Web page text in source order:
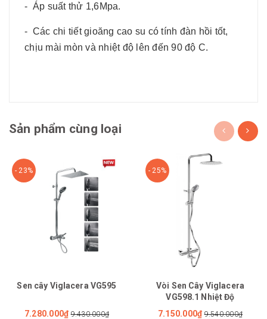
- Áp suất thử 1,6Mpa.
- Các chi tiết gioăng cao su có tính đàn hồi tốt,
chịu mài mòn và nhiệt độ lên đến 90 độ C.
Sản phẩm cùng loại
- 23%
Sen cây Viglacera VG595
7.280.000₫ 9.430.000₫
- 25%
Vòi Sen Cây Viglacera
VG598.1 Nhiệt Độ
7.150.000₫ 9.540.000₫